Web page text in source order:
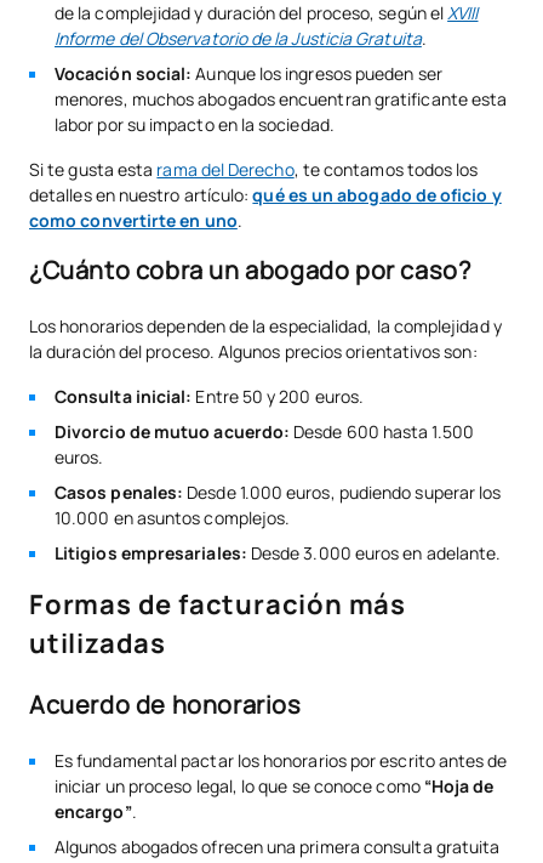
de la complejidad y duración del proceso, según elXVIII
Informe del Observatorio de la Justicia Gratuita.
Vocación social: Aunque los ingresos pueden ser
menores, muchos abogados encuentran gratificante esta
labor por su impacto en la sociedad.
Si te gusta esta rama del Derecho, te contamos todos los
detalles en nuestro artículo:qué es un abogado de oficio y
como convertirte en uno.
¿Cuánto cobra un abogado por caso?
Los honorarios dependen de la especialidad, la complejidad y
la duración del proceso. Algunos precios orientativos son:
Consulta inicial: Entre 50 y 200 euros.
Divorcio de mutuo acuerdo: Desde 600 hasta 1.500
euros.
Casos penales: Desde 1.000 euros, pudiendo superar los
10.000 en asuntos complejos.
Litigios empresariales: Desde 3.000 euros en adelante.
Formas de facturación más
utilizadas
Acuerdo de honorarios
Es fundamental pactar los honorarios por escrito antes de
iniciar un proceso legal, lo que se conoce como “Hoja de
encargo”.
Algunos abogados ofrecen una primera consulta gratuita